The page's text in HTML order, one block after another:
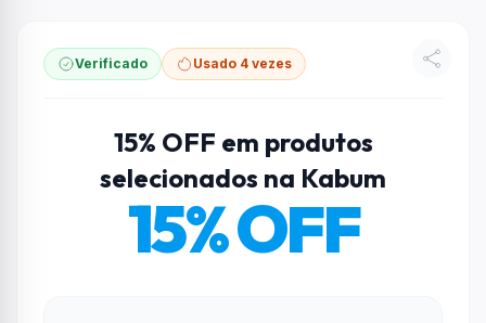
Verificado Usado 4 vezes
15% OFF em produtos
selecionados na Kabum
15% OFF